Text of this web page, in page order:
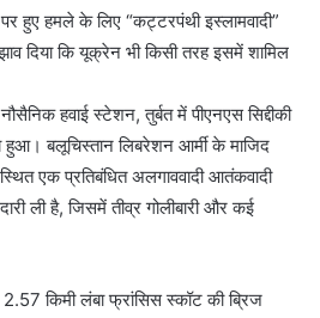
हुए हमले के लिए “कट्टरपंथी इस्लामवादी”
दिया कि यूक्रेन भी किसी तरह इसमें शामिल
हवाई स्टेशन, तुर्बत में पीएनएस सिद्दीकी
हुआ। बलूचिस्तान लिबरेशन आर्मी के माजिद
एक प्रतिबंधित अलगाववादी आतंकवादी
ली है, जिसमें तीव्र गोलीबारी और कई
किमी लंबा फ्रांसिस स्कॉट की ब्रिज